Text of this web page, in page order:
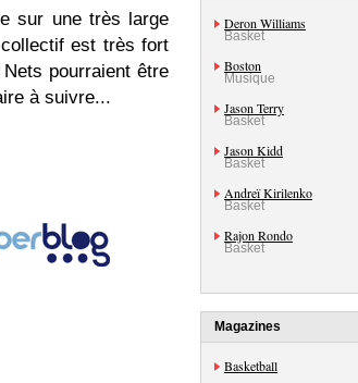
sur une très large
est très fort
pourraient être
à suivre...
Deron Williams
Basket
Boston
Musique
Jason Terry
Basket
Jason Kidd
Basket
Andreï Kirilenko
Basket
Rajon Rondo
Basket
Magazines
Basketball